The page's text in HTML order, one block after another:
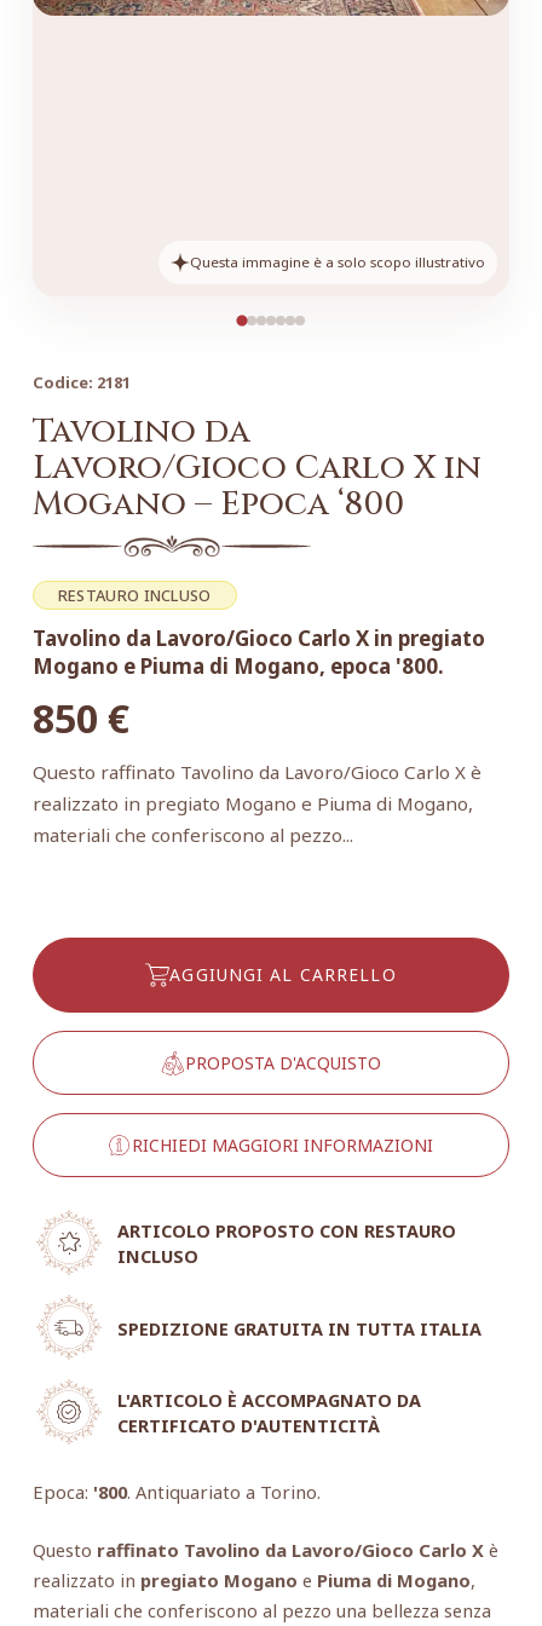
Questa immagine è a solo scopo illustrativo
Codice: 2181
Tavolino da
Lavoro/Gioco Carlo X in
Mogano – Epoca ‘800
RESTAURO INCLUSO
Tavolino da Lavoro/Gioco Carlo X in pregiato
Mogano e Piuma di Mogano, epoca '800.
850 €
Questo raffinato Tavolino da Lavoro/Gioco Carlo X è
realizzato in pregiato Mogano e Piuma di Mogano,
materiali che conferiscono al pezzo...
AGGIUNGI AL CARRELLO
PROPOSTA D'ACQUISTO
RICHIEDI MAGGIORI INFORMAZIONI
ARTICOLO PROPOSTO CON RESTAURO
INCLUSO
SPEDIZIONE GRATUITA IN TUTTA ITALIA
L'ARTICOLO È ACCOMPAGNATO DA
CERTIFICATO D'AUTENTICITÀ
Epoca: '800. Antiquariato a Torino.
Questo raffinato Tavolino da Lavoro/Gioco Carlo Xè
realizzato in pregiato Mogano e Piuma di Mogano,
materiali che conferiscono al pezzo una bellezza senza